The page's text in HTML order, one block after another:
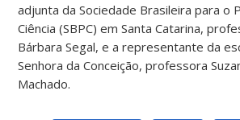
adjunta da Sociedade Brasileira para o
Ciência (SBPC) em Santa Catarina,
Bárbara Segal, e a representante da
Senhora da Conceição, professora
Machado.